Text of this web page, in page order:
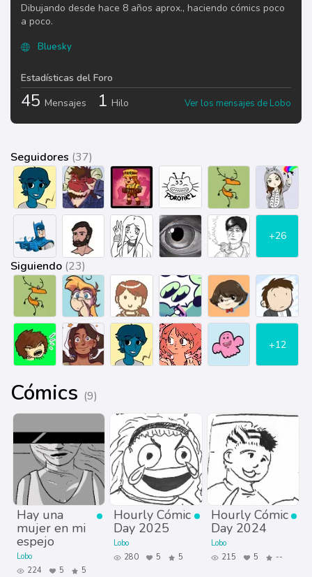
Dibujando desde hace 8 años aprox., haciendo cómics poco
a poco.
Bluesky
Estadísticas del Foro
45 Mensajes 1 Hilo Ver los mensajes de Lobo
Seguidores (37)
+26
Siguiendo (23)
+12
Cómics (9)
Hay una
mujer en mi
espejo
Lobo
224
5 5
Hourly Cómic
Day 2025
Lobo
280
5 5
Hourly Cómic
Day 2024
Lobo
215
5 --